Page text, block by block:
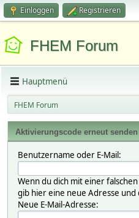
Einloggen Registrieren
FHEM Forum
Hauptmenü
FHEM Forum
Aktivierungscode erneut senden
Benutzername oder E-Mail:
Wenn du dich mit einer
gib hier eine neue Adresse und
Neue E-Mail-Adresse: